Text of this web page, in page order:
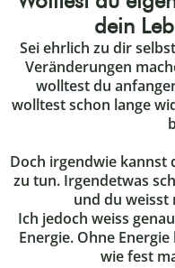
dein
Sei ehrlich zu dir
Veränderungen
wolltest du
wolltest schon lange
Doch irgendwie kannst
zu tun. Irgendetwas
und du weisst
Ich jedoch weiss
Energie. Ohne
wie fest